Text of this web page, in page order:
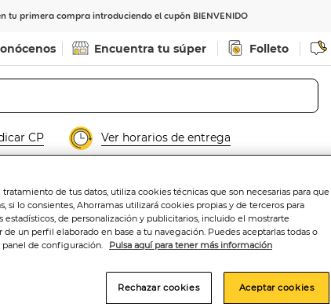
tu primera compra introduciendo el cupón BIENVENIDO
Encuentra tu súper Folleto
CP Ver horarios de entrega
y croquetas Arroz y pasta Sandwich y wraps
Ordenar:
tratamiento de tus datos, utiliza cookies técnicas que son necesarias para que
si lo consientes, Ahorramas utilizará cookies propias y de terceros para
de personalización y publicitarios, incluido el mostrarte
de un perfil elaborado en base a tu navegación. Puedes aceptarlas todas o
de configuración.
Pulsa aquí para tener más información
Rechazar cookies Aceptar cookies